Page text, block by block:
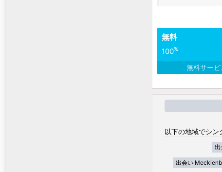
無料
100%
無料サービ
以下の地域でシン
出
出会い